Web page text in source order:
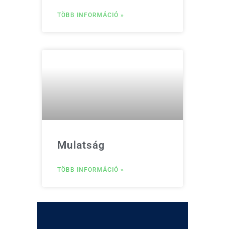
TÖBB INFORMÁCIÓ »
Mulatság
TÖBB INFORMÁCIÓ »